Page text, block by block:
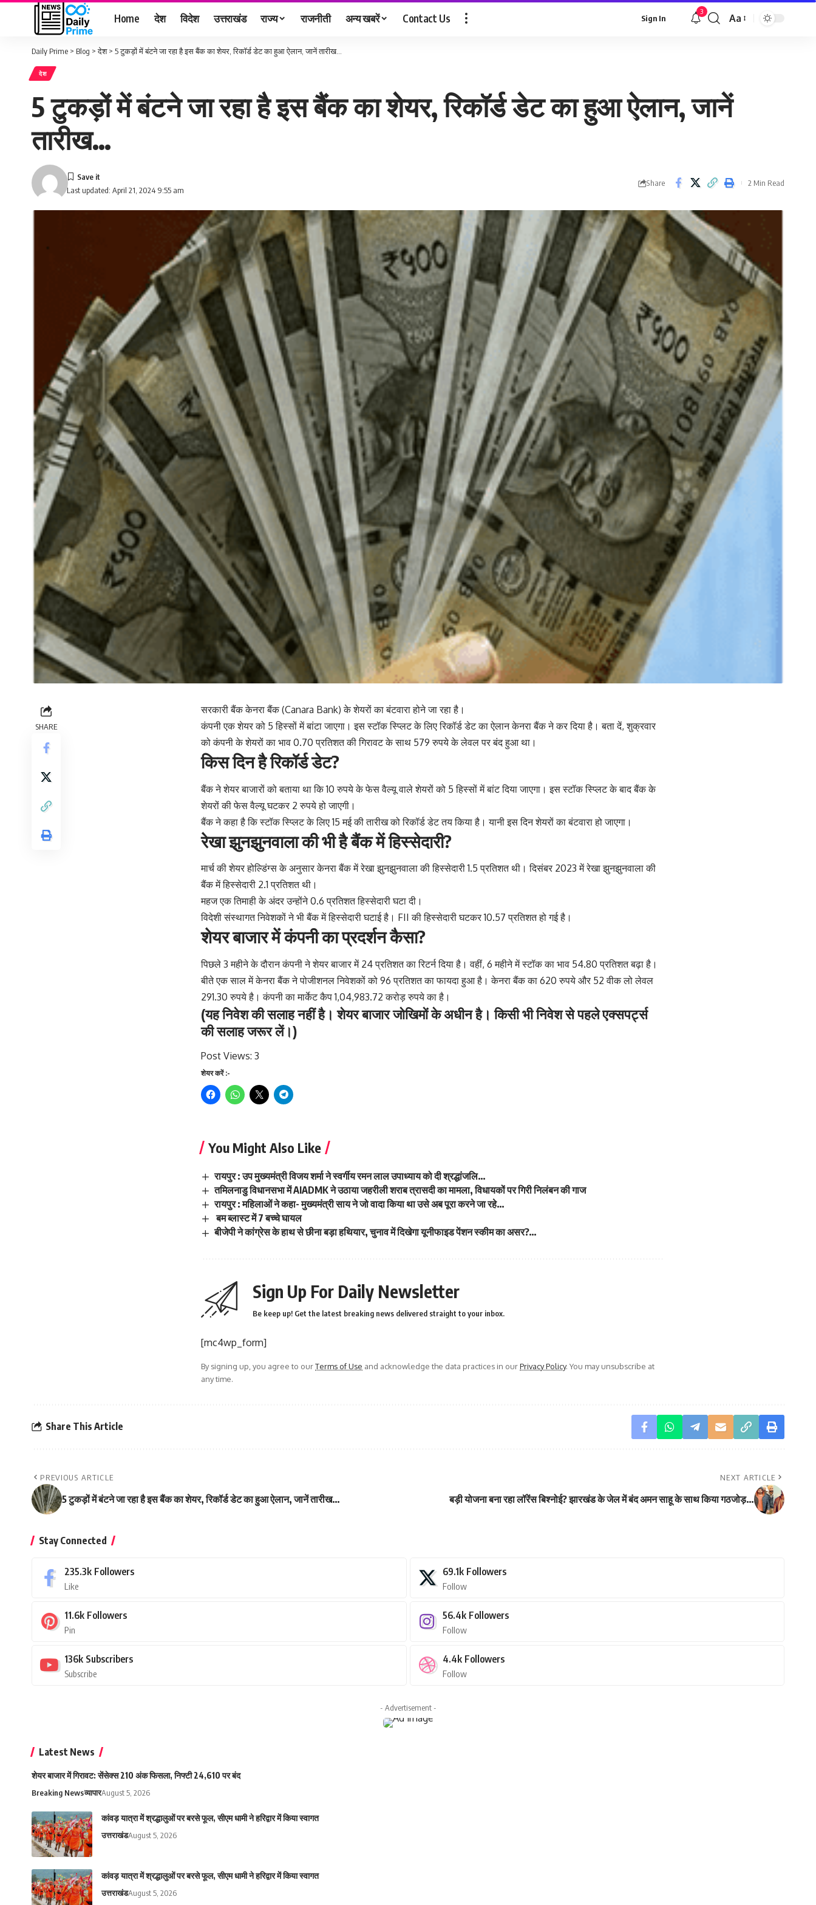
Home देश विदेश उत्तराखंड राज्य राजनीती अन्य खबरें Contact Us Sign In
3
Font
Aa
Daily Prime > Blog >देश> 5 टुकड़ों में बंटने जा रहा है इस बैंक का शेयर, रिकॉर्ड डेट का हुआ ऐलान, जानें तारीख…
देश
5 टुकड़ों में बंटने जा रहा है इस बैंक का शेयर, रिकॉर्ड डेट का हुआ ऐलान, जानें
तारीख…
Last updated: April 21, 2024 9:55 am
Share 2 Min Read
SHARE
सरकारी बैंक केनरा बैंक (Canara Bank) के शेयरों का बंटवारा होने जा रहा है।
कंपनी एक शेयर को 5 हिस्सों में बांटा जाएगा। इस स्टॉक स्प्लिट के लिए रिकॉर्ड डेट का ऐलान केनरा बैंक ने कर दिया है। बता दें, शुक्रवार
को कंपनी के शेयरों का भाव 0.70 प्रतिशत की गिरावट के साथ 579 रुपये के लेवल पर बंद हुआ था।
किस दिन है रिकॉर्ड डेट?
बैंक ने शेयर बाजारों को बताया था कि 10 रुपये के फेस वैल्यू वाले शेयरों को 5 हिस्सों में बांट दिया जाएगा। इस स्टॉक स्प्लिट के बाद बैंक के
शेयरों की फेस वैल्यू घटकर 2 रुपये हो जाएगी।
बैंक ने कहा है कि स्टॉक स्प्लिट के लिए 15 मई की तारीख को रिकॉर्ड डेट तय किया है। यानी इस दिन शेयरों का बंटवारा हो जाएगा।
रेखा झुनझुनवाला की भी है बैंक में हिस्सेदारी?
मार्च की शेयर होल्डिंग्स के अनुसार केनरा बैंक में रेखा झुनझुनवाला की हिस्सेदारी 1.5 प्रतिशत थी। दिसंबर 2023 में रेखा झुनझुनवाला की
बैंक में हिस्सेदारी 2.1 प्रतिशत थी।
महज एक तिमाही के अंदर उन्होंने 0.6 प्रतिशत हिस्सेदारी घटा दी।
विदेशी संस्थागत निवेशकों ने भी बैंक में हिस्सेदारी घटाई है। FII की हिस्सेदारी घटकर 10.57 प्रतिशत हो गई है।
शेयर बाजार में कंपनी का प्रदर्शन कैसा?
पिछले 3 महीने के दौरान कंपनी ने शेयर बाजार में 24 प्रतिशत का रिटर्न दिया है। वहीं, 6 महीने में स्टॉक का भाव 54.80 प्रतिशत बढ़ा है।
बीते एक साल में केनरा बैंक ने पोजीशनल निवेशकों को 96 प्रतिशत का फायदा हुआ है। केनरा बैंक का 620 रुपये और 52 वीक लो लेवल
291.30 रुपये है। कंपनी का मार्केट कैप 1,04,983.72 करोड़ रुपये का है।
(यह निवेश की सलाह नहीं है। शेयर बाजार जोखिमों के अधीन है। किसी भी निवेश से पहले एक्सपर्ट्स
की सलाह जरूर लें।)
Post Views: 3
शेयर करें :-
You Might Also Like
रायपुर : उप मुख्यमंत्री विजय शर्मा ने स्वर्गीय रमन लाल उपाध्याय को दी श्रद्धांजलि…
तमिलनाडु विधानसभा में AIADMK ने उठाया जहरीली शराब त्रासदी का मामला, विधायकों पर गिरी निलंबन की गाज
रायपुर : महिलाओं ने कहा- मुख्यमंत्री साय ने जो वादा किया था उसे अब पूरा करने जा रहे…
बम ब्लास्ट में 7 बच्चे घायल
बीजेपी ने कांग्रेस के हाथ से छीना बड़ा हथियार, चुनाव में दिखेगा यूनीफाइड पेंशन स्कीम का असर?…
Sign Up For Daily Newsletter
Be keep up! Get the latest breaking news delivered straight to your inbox.
[mc4wp_form]
By signing up, you agree to ourTerms of Use and acknowledge the data practices in ourPrivacy Policy. You may unsubscribe at
any time.
Share This Article
PREVIOUS ARTICLE
5 टुकड़ों में बंटने जा रहा है इस बैंक का शेयर, रिकॉर्ड डेट का हुआ ऐलान, जानें तारीख…
NEXT ARTICLE
बड़ी योजना बना रहा लॉरेंस बिश्नोई? झारखंड के जेल में बंद अमन साहू के साथ किया गठजोड़…
Stay Connected
235.3k Followers
Like
69.1k Followers
Follow
11.6k Followers
Pin
56.4k Followers
Follow
136k Subscribers
Subscribe
4.4k Followers
Follow
- Advertisement -
Latest News
शेयर बाजार में गिरावट: सेंसेक्स 210 अंक फिसला, निफ्टी 24,610 पर बंद
Breaking Newsव्यापारAugust 5, 2026
कांवड़ यात्रा में श्रद्धालुओं पर बरसे फूल, सीएम धामी ने हरिद्वार में किया स्वागत
उत्तराखंडAugust 5, 2026
कांवड़ यात्रा में श्रद्धालुओं पर बरसे फूल, सीएम धामी ने हरिद्वार में किया स्वागत
उत्तराखंडAugust 5, 2026